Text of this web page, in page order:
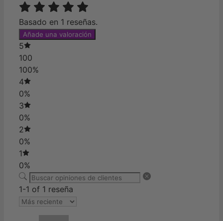
Basado en 1 reseñas.
Añade una valoración
5
100
100%
4
0%
3
0%
2
0%
1
0%
1-1 of 1 reseña